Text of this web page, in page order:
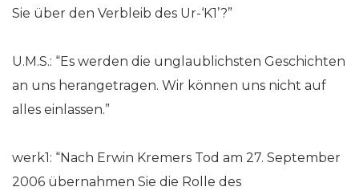
Sie über den Verbleib des Ur-‘K1’?”
U.M.S.: “Es werden die unglaublichsten Geschichten
an uns herangetragen. Wir können uns nicht auf
alles einlassen.”
werk1: “Nach Erwin Kremers Tod am 27. September
2006 übernahmen Sie die Rolle des